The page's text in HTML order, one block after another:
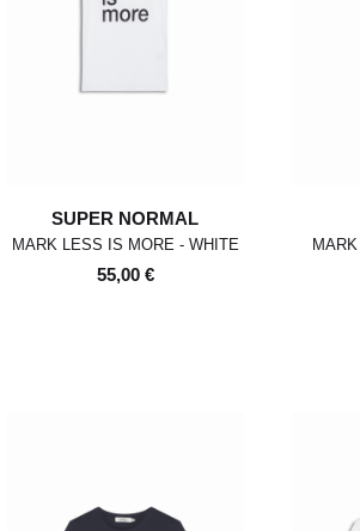
SUPER NORMAL
MARK LESS IS MORE - WHITE
55,00 €